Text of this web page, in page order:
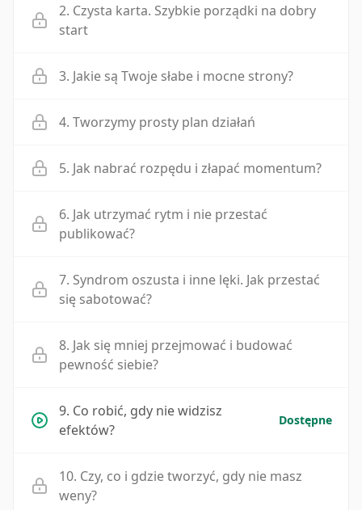
2. Czysta karta. Szybkie porządki na dobry
start
3. Jakie są Twoje słabe i mocne strony?
4. Tworzymy prosty plan działań
5. Jak nabrać rozpędu i złapać momentum?
6. Jak utrzymać rytm i nie przestać
publikować?
7. Syndrom oszusta i inne lęki. Jak przestać
się sabotować?
8. Jak się mniej przejmować i budować
pewność siebie?
9. Co robić, gdy nie widzisz
efektów?
Dostępne
10. Czy, co i gdzie tworzyć, gdy nie masz
weny?